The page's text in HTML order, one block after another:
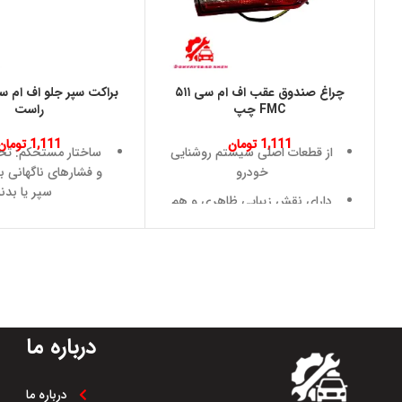
چراغ صندوق عقب اف ام سی ۵۱۱
FMC چپ
1,111 تومان
از قطعات اصلی سیستم روشنایی
خودرو
دارای نقش زیبایی ظاهری و هم
راست
1,111
ساختار مستحکم:
و فشارهای
سپر یا
نصب آسان: طراحی
درباره ما
درباره ما